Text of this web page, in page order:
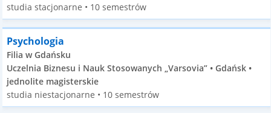
studia stacjonarne • 10 semestrów
Psychologia
Filia w Gdańsku
Uczelnia Biznesu i Nauk Stosowanych „Varsovia” • Gdańsk •
jednolite magisterskie
studia niestacjonarne • 10 semestrów